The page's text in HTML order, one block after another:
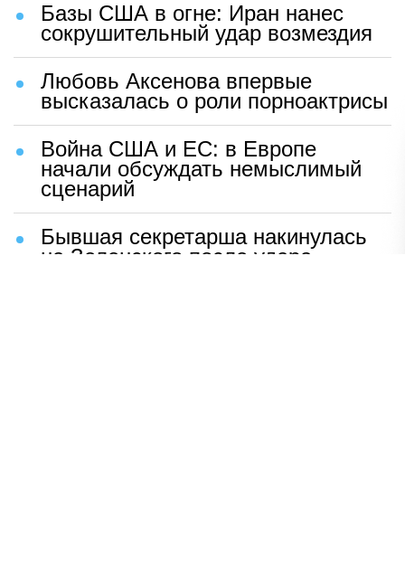
Базы США в огне: Иран нанес
сокрушительный удар возмездия
Любовь Аксенова впервые
высказалась о роли порноактрисы
Война США и ЕС: в Европе
начали обсуждать немыслимый
сценарий
Бывшая секретарша накинулась
на Зеленского после удара